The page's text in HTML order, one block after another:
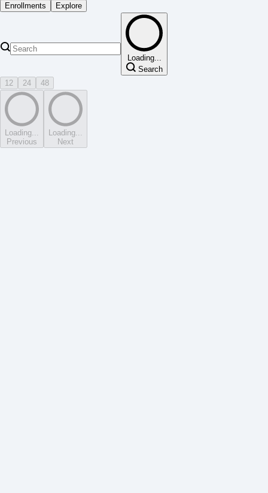
Enrollments Explore
Loading...
Search
12
24 48
Loading...
Previous
Loading...
Next